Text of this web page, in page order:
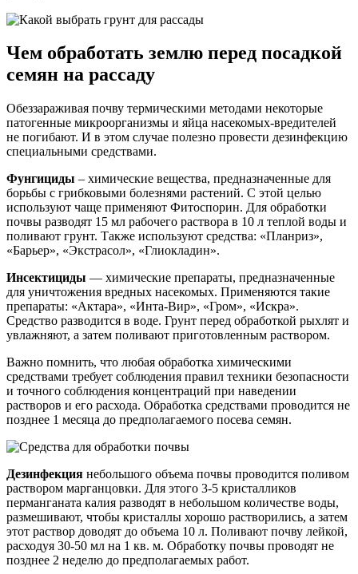
Чем обработать землю перед посадкой
семян на рассаду
Обеззараживая почву термическими методами некоторые
патогенные микроорганизмы и яйца насекомых-вредителей
не погибают. И в этом случае полезно провести дезинфекцию
специальными средствами.
Фунгициды – химические вещества, предназначенные для
борьбы с грибковыми болезнями растений. С этой целью
используют чаще применяют Фитоспорин. Для обработки
почвы разводят 15 мл рабочего раствора в 10 л теплой воды и
поливают грунт. Также используют средства: «Планриз»,
«Барьер», «Экстрасол», «Глиокладин».
Инсектициды — химические препараты, предназначенные
для уничтожения вредных насекомых. Применяются такие
препараты: «Актара», «Инта-Вир», «Гром», «Искра».
Средство разводится в воде. Грунт перед обработкой рыхлят и
увлажняют, а затем поливают приготовленным раствором.
Важно помнить, что любая обработка химическими
средствами требует соблюдения правил техники безопасности
и точного соблюдения концентраций при наведении
растворов и его расхода. Обработка средствами проводится не
позднее 1 месяца до предполагаемого посева семян.
Дезинфекция небольшого объема почвы проводится поливом
раствором марганцовки. Для этого 3-5 кристалликов
перманганата калия разводят в небольшом количестве воды,
размешивают, чтобы кристаллы хорошо растворились, а затем
этот раствор доводят до объема 10 л. Поливают почву лейкой,
расходуя 30-50 мл на 1 кв. м. Обработку почвы проводят не
позднее 2 неделю до предполагаемых работ.